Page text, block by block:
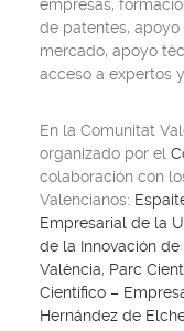
empresas,
de patentes,
mercado, apoyo
acceso a expertos
En la Comunitat
organizado por el
colaboración con
Valencianos:
Empresarial de la
de la Innovación
València, Parc
Científico –
Hernández de